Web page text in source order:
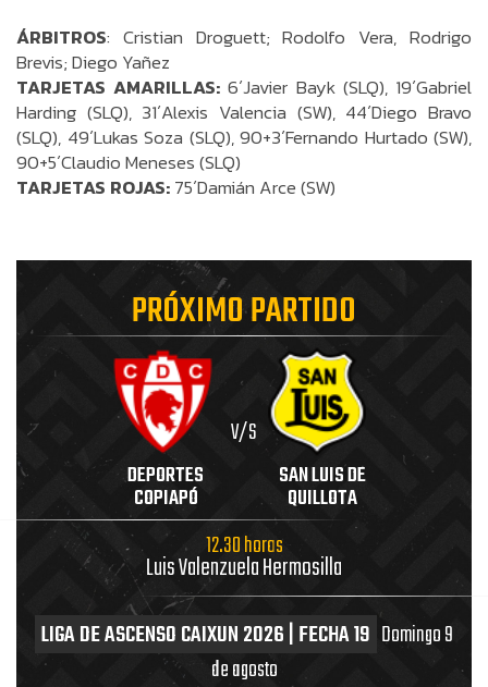
ÁRBITROS: Cristian Droguett; Rodolfo Vera, Rodrigo
Brevis; Diego Yañez
TARJETAS AMARILLAS: 6´Javier Bayk (SLQ), 19´Gabriel
Harding (SLQ), 31´Alexis Valencia (SW), 44´Diego Bravo
(SLQ), 49´Lukas Soza (SLQ), 90+3´Fernando Hurtado (SW),
90+5´Claudio Meneses (SLQ)
TARJETAS ROJAS: 75´Damián Arce (SW)
PRÓXIMO PARTIDO
DEPORTES
COPIAPÓ
V/S
SAN LUIS DE
QUILLOTA
12.30 horas
Luis Valenzuela Hermosilla
LIGA DE ASCENSO CAIXUN 2026 | FECHA 19 Domingo 9
de agosto